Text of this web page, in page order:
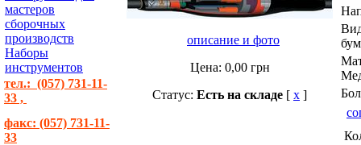
мастеров
сборочных
производств
Наборы
инструментов
тел.: (057) 731-11-
33 ,
факс: (057) 731-11-
33
описание и фото
Цена: 0,00грн
Статус: Есть на складе [ x ]